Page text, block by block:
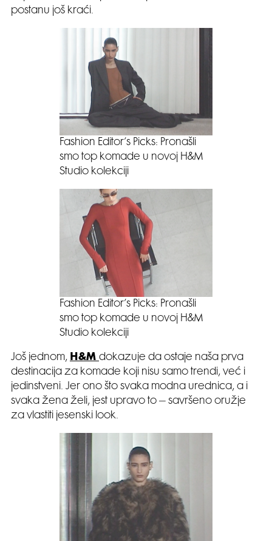
postanu još kraći.
Fashion Editor’s Picks: Pronašli
smo top komade u novoj H&M
Studio kolekciji
Fashion Editor’s Picks: Pronašli
smo top komade u novoj H&M
Studio kolekciji
Još jednom, H&M dokazuje da ostaje naša prva
destinacija za komade koji nisu samo trendi, već i
jedinstveni. Jer ono što svaka modna urednica, a i
svaka žena želi, jest upravo to – savršeno oružje
za vlastiti jesenski look.